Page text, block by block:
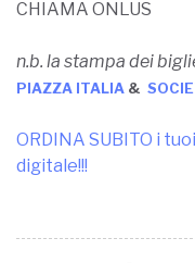
CHIAMA ONLUS
n.b. la stampa dei
PIAZZA ITALIA &
ORDINA SUBITO i
digitale!!!